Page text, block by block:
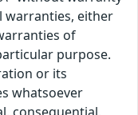
warranties, either
of
purpose.
or its
whatsoever